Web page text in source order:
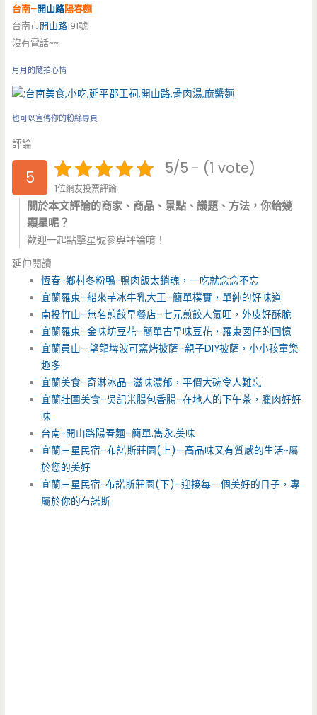
台南–開山路陽春麵
台南市開山路191號
沒有電話~~
月月的隨拍心情
也可以宣傳你的粉絲專頁
評論
5 5/5 - (1 vote)
1位網友投票評論
關於本文評論的商家、商品、景點、議題、方法，你給幾
顆星呢？
歡迎一起點擊星號參與評論唷！
延伸閱讀
恆春-鄉村冬粉鴨-鴨肉飯太銷魂，一吃就念念不忘
宜蘭羅東–船來芋冰牛乳大王–簡單樸實，單純的好味道
南投竹山–無名煎餃早餐店–七元煎餃人氣旺，外皮好酥脆
宜蘭羅東–金味坊豆花–簡單古早味豆花，羅東囡仔的回憶
宜蘭員山—望龍埤波可窯烤披薩–親子DIY披薩，小小孩童樂
趣多
宜蘭美食–奇淋冰品–滋味濃郁，平價大碗令人難忘
宜蘭壯圍美食–吳記米腸包香腸–在地人的下午茶，臘肉好好
味
台南-開山路陽春麵–簡單.雋永.美味
宜蘭三星民宿–布諾斯莊園(上)—高品味又有質感的生活~屬
於您的美好
宜蘭三星民宿-布諾斯莊園(下)–迎接每一個美好的日子，專
屬於你的布諾斯